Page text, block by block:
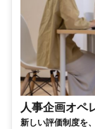
人事企画オペ
新しい評価制度を